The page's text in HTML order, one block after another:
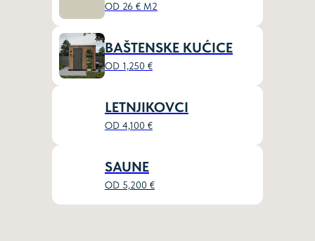
OD 26 € М2
BAŠTENSKE KUĆICE
OD 1,250 €
LETNJIKOVCI
OD 4,100 €
SAUNE
OD 5,200 €